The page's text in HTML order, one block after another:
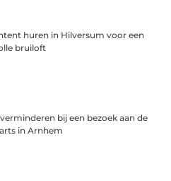
huren in Hilversum voor een
bruiloft
bij een bezoek aan de
in Arnhem